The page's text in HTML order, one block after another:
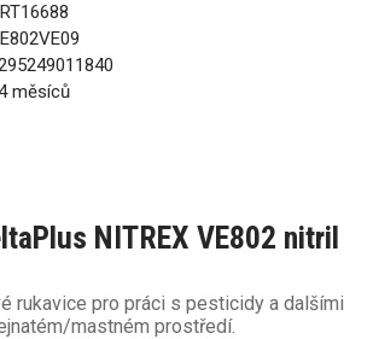
měsíců
NITREX VE802 nitril
rukavice pro práci s pesticidy a dalšími
mastném prostředí.